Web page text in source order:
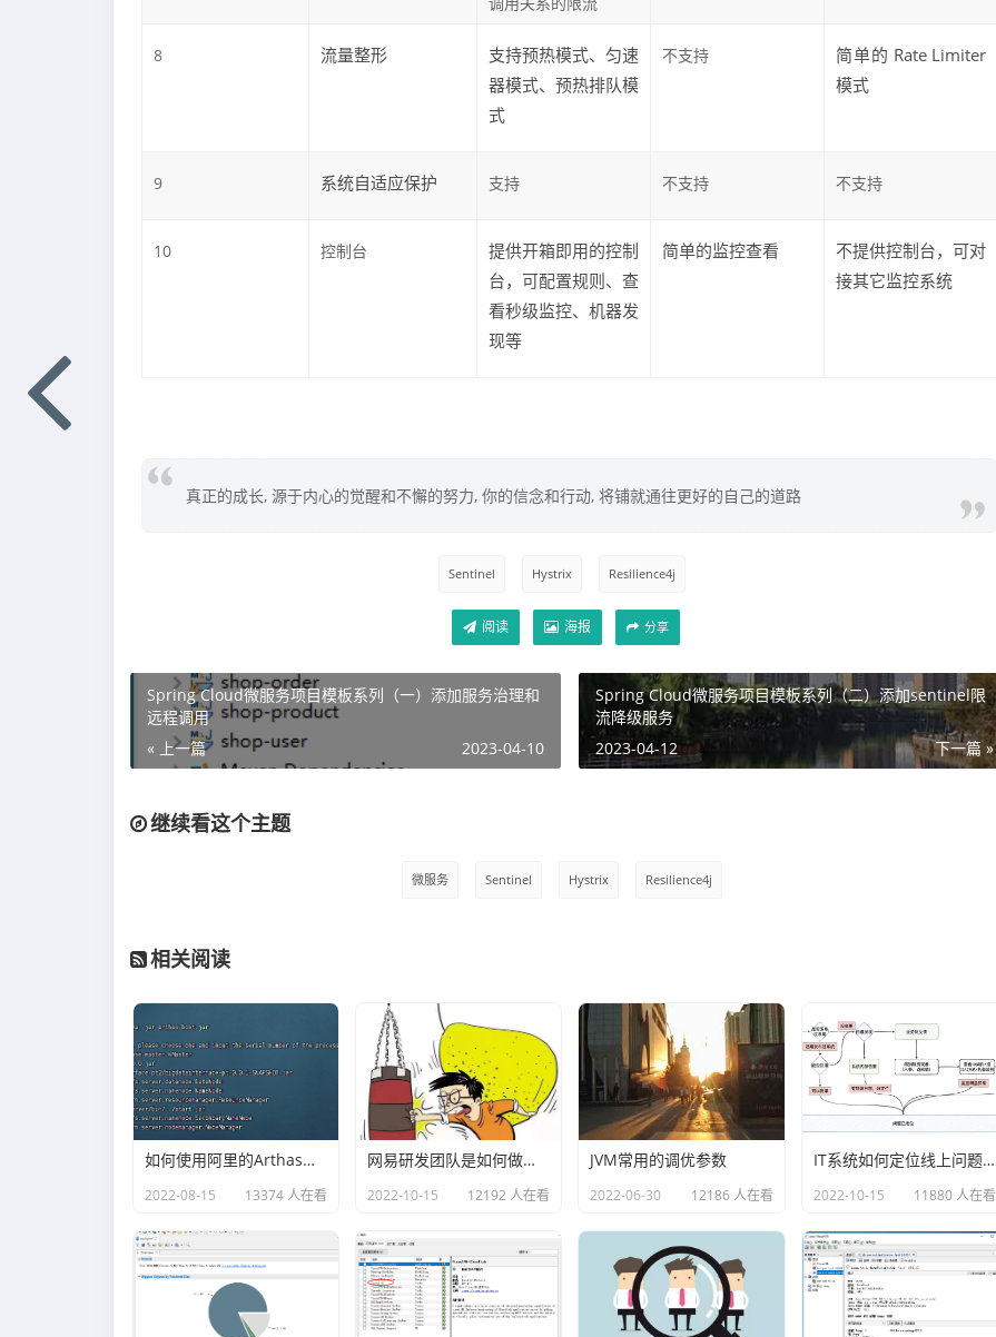
8 流量整形
支持预热模式、匀速
器模式、预热排队模
式
不支持
简单的 Rate Limiter
模式
9 系统自适应保护 支持 不支持 不支持
10 控制台
提供开箱即用的控制
台，可配置规则、查
看秒级监控、机器发
现等
简单的监控查看
不提供控制台，可对
接其它监控系统
真正的成长, 源于内心的觉醒和不懈的努力, 你的信念和行动, 将铺就通往更好的自己的道路
Sentinel Hystrix Resilience4j
阅读 海报 分享
Spring Cloud微服务项目模板系列（一）添加服务治理和
远程调用
« 上一篇
2023-04-10
Spring Cloud微服务项目模板系列（二）添加sentinel限
流降级服务
下一篇 »
2023-04-12
继续看这个主题
微服务 Sentinel Hystrix Resilience4j
相关阅读
如何使用阿里的Arthas快速定位正在线上运行的程序问题
2022-08-15 13374 人在看
网易研发团队是如何做故障演练的？
2022-10-15 12192 人在看
JVM常用的调优参数
2022-06-30 12186 人在看
IT系统如何定位线上问题？
2022-10-15 11880 人在看